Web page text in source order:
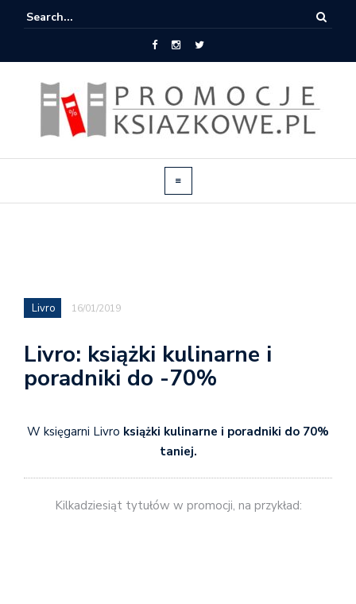
Livro 16/01/2019
Livro: książki kulinarne i
poradniki do -70%
W księgarni Livro książki kulinarne i poradniki do 70%
taniej.
Kilkadziesiąt tytułów w promocji, na przykład: